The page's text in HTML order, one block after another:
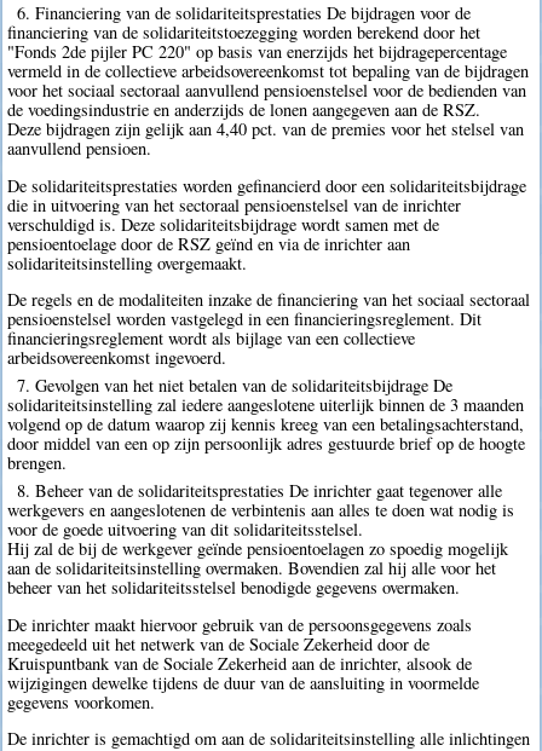
6. Financiering van de solidariteitsprestaties De bijdragen voor de
financiering van de solidariteitstoezegging worden berekend door het
"Fonds 2de pijler PC 220" op basis van enerzijds het bijdragepercentage
vermeld in de collectieve arbeidsovereenkomst tot bepaling van de bijdragen
voor het sociaal sectoraal aanvullend pensioenstelsel voor de bedienden van
de voedingsindustrie en anderzijds de lonen aangegeven aan de RSZ.
Deze bijdragen zijn gelijk aan 4,40 pct. van de premies voor het stelsel van
aanvullend pensioen.
De solidariteitsprestaties worden gefinancierd door een solidariteitsbijdrage
die in uitvoering van het sectoraal pensioenstelsel van de inrichter
verschuldigd is. Deze solidariteitsbijdrage wordt samen met de
pensioentoelage door de RSZ geïnd en via de inrichter aan
solidariteitsinstelling overgemaakt.
De regels en de modaliteiten inzake de financiering van het sociaal sectoraal
pensioenstelsel worden vastgelegd in een financieringsreglement. Dit
financieringsreglement wordt als bijlage van een collectieve
arbeidsovereenkomst ingevoerd.
7. Gevolgen van het niet betalen van de solidariteitsbijdrage De
solidariteitsinstelling zal iedere aangeslotene uiterlijk binnen de 3 maanden
volgend op de datum waarop zij kennis kreeg van een betalingsachterstand,
door middel van een op zijn persoonlijk adres gestuurde brief op de hoogte
brengen.
8. Beheer van de solidariteitsprestaties De inrichter gaat tegenover alle
werkgevers en aangeslotenen de verbintenis aan alles te doen wat nodig is
voor de goede uitvoering van dit solidariteitsstelsel.
Hij zal de bij de werkgever geïnde pensioentoelagen zo spoedig mogelijk
aan de solidariteitsinstelling overmaken. Bovendien zal hij alle voor het
beheer van het solidariteitsstelsel benodigde gegevens overmaken.
De inrichter maakt hiervoor gebruik van de persoonsgegevens zoals
meegedeeld uit het netwerk van de Sociale Zekerheid door de
Kruispuntbank van de Sociale Zekerheid aan de inrichter, alsook de
wijzigingen dewelke tijdens de duur van de aansluiting in voormelde
gegevens voorkomen.
De inrichter is gemachtigd om aan de solidariteitsinstelling alle inlichtingen